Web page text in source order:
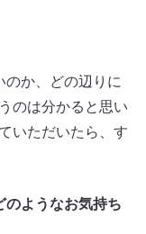
のか、どの辺りに
のは分かると思い
いただいたら、す
ようなお気持ち